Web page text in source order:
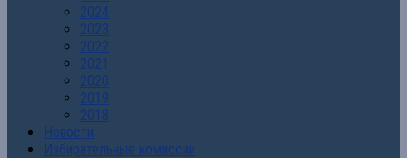
2024
2023
2022
2021
2020
2019
2018
Новости
Избирательные комиссии